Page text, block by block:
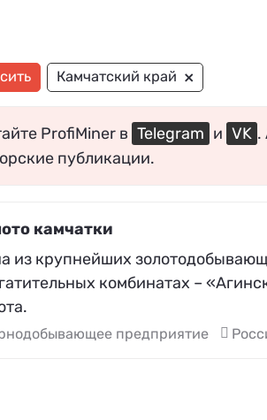
Камчатский край ×
ProfiMiner в Telegram и VK .
публикации.
камчатки
из крупнейших
комбинатах –
предприятие